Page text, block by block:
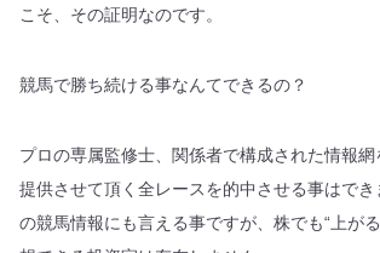
こそ、その証明なのです。
競馬で勝ち続ける事なんてできるの？
プロの専属監修士、関係者で構成された情報
提供させて頂く全レースを的中させる事はで
の競馬情報にも言える事ですが、株でも“上が